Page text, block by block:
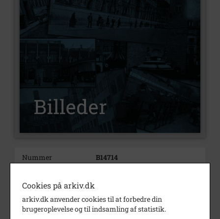
Nummer
B14714
Beskrivelse
siddende: Merete Michelsen
yderst til h.: Knud Michelsen
Cookies på arkiv.dk
arkiv.dk anvender cookies til at forbedre din
brugeroplevelse og til indsamling af statistik.